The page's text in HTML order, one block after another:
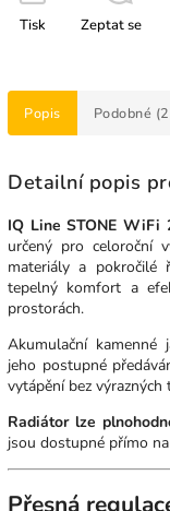
Tisk Zeptat se
Popis Podobné
Detailní popis
IQ Line STONE WiFi
určený pro celoroční
materiály a pokročilé
tepelný komfort a
prostorách.
Akumulační kamenné
jeho postupné
vytápění bez
Radiátor lze
jsou dostupné přímo
Přesná